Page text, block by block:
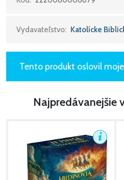
Vydavateľstvo: Katolícke
Tento produkt oslovil
Najpredávanejšie